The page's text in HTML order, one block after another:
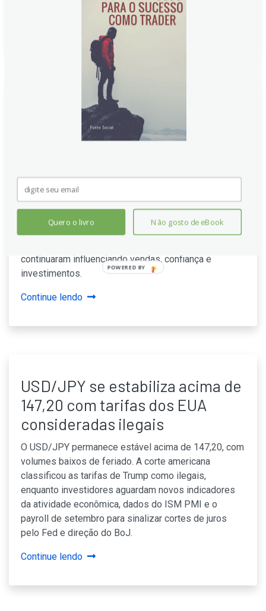
PMI de Manufatura do Canadá
em setembro fica em 47,7,
em 47,7 pontos, abaixo de 48,3 em agosto, com
produção e novos pedidos recuando mais
rapidamente. As empresas cortaram contratações,
não repuseram desligados e reduziram estoques,
continuaram influenciando vendas, confiança e
investimentos.
Continue lendo
USD/JPY se estabiliza acima de
147,20 com tarifas dos EUA
consideradas ilegais
O USD/JPY permanece estável acima de 147,20, com
volumes baixos de feriado. A corte americana
classificou as tarifas de Trump como ilegais,
enquanto investidores aguardam novos indicadores
da atividade econômica, dados do ISM PMI e o
payroll de setembro para sinalizar cortes de juros
pelo Fed e direção do BoJ.
Continue lendo
Quero o livro Não gosto de eBook
POWERED BY